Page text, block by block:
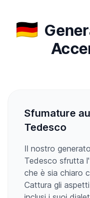
🇩🇪
Sfumature
Tedesco
Il nostro
Tedesco sfrutta
che è sia chiaro
Cattura gli